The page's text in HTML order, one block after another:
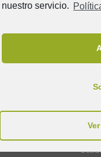
nuestro servicio.
© 2025 & Todos los